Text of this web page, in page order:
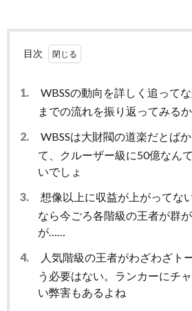
目次
1.
WBSSの動向を詳しく追って
までの流れを振り返ってみるか
2.
WBSSは大財閥の道楽だとば
て、クルーザー級に50億なん
いでしょ
3.
想像以上に収益が上がってな
なら今ごろ各階級の王者が群
が……
4.
人気階級の王者がわざわざト
う必要はない。ランカーにチ
い弊害もあるよね